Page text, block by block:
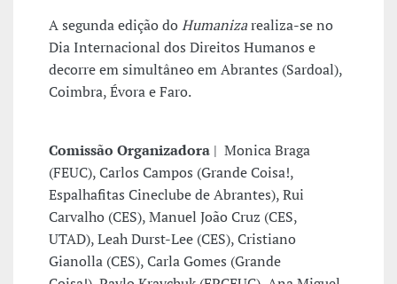
A segunda edição doHumanizarealiza-se no
Dia Internacional dos Direitos Humanos e
decorre em simultâneo em Abrantes (Sardoal),
Coimbra, Évora e Faro.
Comissão Organizadora | Monica Braga
(FEUC), Carlos Campos (Grande Coisa!,
Espalhafitas Cineclube de Abrantes), Rui
Carvalho (CES), Manuel João Cruz (CES,
UTAD), Leah Durst-Lee (CES), Cristiano
Gianolla (CES), Carla Gomes (Grande